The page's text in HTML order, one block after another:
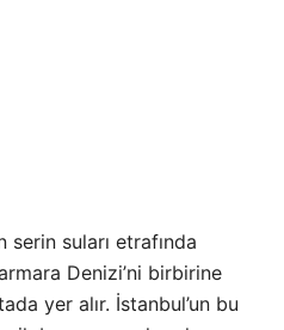
serin suları etrafında
Denizi’ni birbirine
yer alır. İstanbul’un bu